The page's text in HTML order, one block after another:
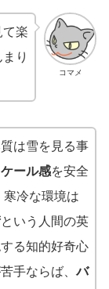
コマメ
て楽
り
は雪を見る事
ール感を安全
冷な環境は
という人間の英
る知的好奇心
手ならば、バ